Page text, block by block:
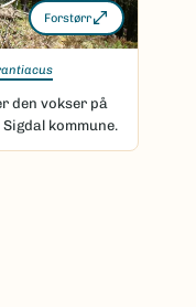
Forstørr
den vokser på
kommune.